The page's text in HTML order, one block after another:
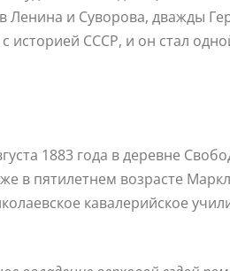
и Суворова, дважды
историей СССР, и он стал
1883 года в деревне
в пятилетнем возрасте
кавалерийское